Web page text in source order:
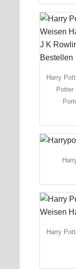
Harry
Potter
Harry